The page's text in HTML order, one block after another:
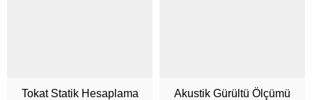
Tokat Statik Hesaplama
Akustik Gürültü Ölçümü